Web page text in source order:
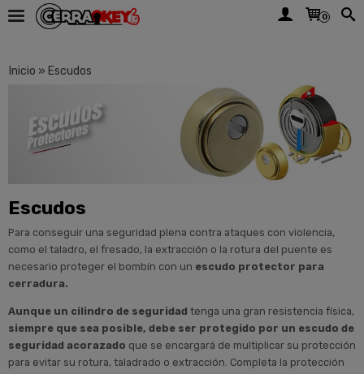
0
Inicio » Escudos
Escudos
Para conseguir una seguridad plena contra ataques con violencia,
como el taladro, el fresado, la extracción o la rotura del puente es
necesario proteger el bombín con un escudo protector para
cerradura.
Aunque un cilindro de seguridad tenga una gran resistencia física,
siempre que sea posible, debe ser protegido por un escudo de
seguridad acorazado que se encargará de multiplicar su protección
para evitar su rotura, taladrado o extracción. Completa la protección